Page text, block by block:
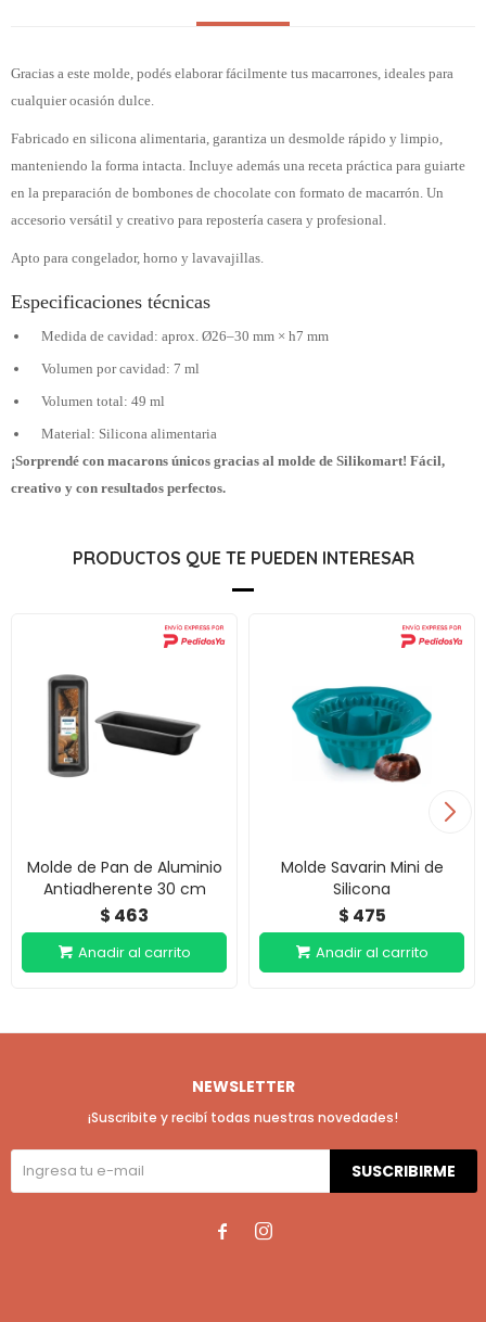
Gracias a este molde, podés elaborar fácilmente tus macarrones, ideales para
cualquier ocasión dulce.
Fabricado en silicona alimentaria, garantiza un desmolde rápido y limpio,
manteniendo la forma intacta. Incluye además una receta práctica para guiarte
en la preparación de bombones de chocolate con formato de macarrón. Un
accesorio versátil y creativo para repostería casera y profesional.
Apto para congelador, horno y lavavajillas.
Especificaciones técnicas
Medida de cavidad: aprox. Ø26–30 mm × h7 mm
Volumen por cavidad: 7 ml
Volumen total: 49 ml
Material: Silicona alimentaria
¡Sorprendé con macarons únicos gracias al molde de Silikomart! Fácil,
creativo y con resultados perfectos.
PRODUCTOS QUE TE PUEDEN INTERESAR
Molde de Pan de Aluminio
Antiadherente 30 cm
$ 463
Molde Savarin Mini de
Silicona
$ 475
NEWSLETTER
¡Suscribite y recibí todas nuestras novedades!
SUSCRIBIRME
 